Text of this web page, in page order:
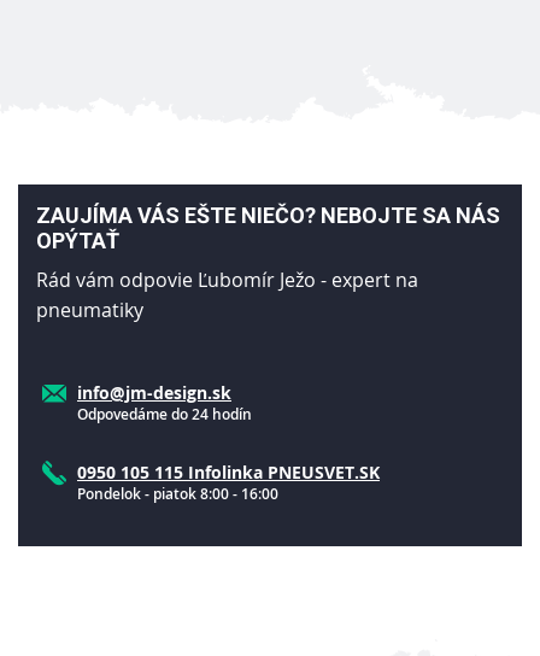
ZAUJÍMA VÁS EŠTE NIEČO? NEBOJTE SA NÁS
OPÝTAŤ
Rád vám odpovie Ľubomír Ježo - expert na
pneumatiky
info@jm-design.sk
Odpovedáme do 24 hodín
0950 105 115 Infolinka PNEUSVET.SK
Pondelok - piatok 8:00 - 16:00